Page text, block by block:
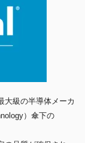
大級の半導体メーカ
）傘下の